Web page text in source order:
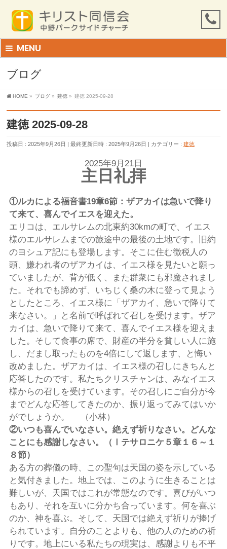
MENU
ブログ
HOME » ブログ » 建徳 » 建徳 2025-09-28
建徳 2025-09-28
投稿日 : 2025年9月26日 最終更新日時 : 2025年9月26日 カテゴリー :建徳
2025年9月21日
主日礼拝
①ルカによる福音書19章6節：ザアカイは急いで降り
て来て、喜んでイエスを迎えた。
エリコは、エルサレムの北東約30kmの町で、イエス
様のエルサレムまでの旅途中の最後の土地です。旧約
のヨシュア記にも登場します。そこに住む徴税人の
頭、嫌われ者のザアカイは、イエス様を見たいと願っ
ていましたが、背が低く、また群衆にも邪魔されまし
た。それでも諦めず、いちじく桑の木に登って見よう
としたところ、イエス様に「ザアカイ、急いで降りて
来なさい。」と名前で呼ばれて召しを受けます。ザア
カイは、急いで降りて来て、喜んでイエス様を迎えま
した。そして食事の席で、財産の半分を貧しい人に施
し、だまし取ったものを4倍にして返します、と悔い
改めました。ザアカイは、イエス様の召しにきちんと
応答したのです。私たちクリスチャンは、みなイエス
様からの召しを受けています。その召しにご自分が今
までどんな応答してきたのか、振り返ってみてはいか
がでしょうか。 （小林）
②いつも喜んでいなさい。絶えず祈りなさい。どんな
ことにも感謝しなさい。（Ⅰテサロニケ５章１６～１
８節）
ある方の葬儀の時、この聖句は天国の姿を示している
と気付きました。地上では、このように生きることは
難しいが、天国ではこれが常態なのです。喜びがいつ
もあり、それを互いに分かち合っています。何を喜ぶ
のか、神を喜ぶ。そして、天国では絶えず祈りが捧げ
られています。自分のことよりも、他の人のための祈
りです。地上にいる私たちの現実は、感謝よりも不平